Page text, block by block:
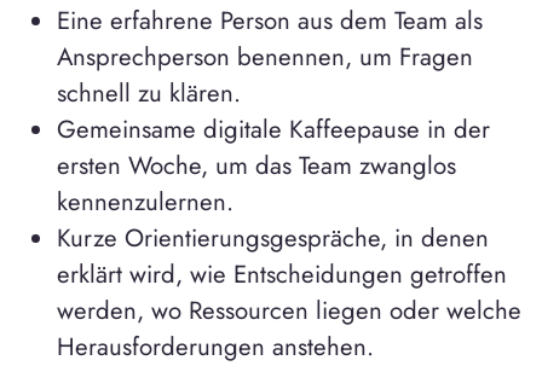
Eine erfahrene Person aus dem Team als
Ansprechperson benennen, um Fragen
schnell zu klären.
Gemeinsame digitale Kaffeepause in der
ersten Woche, um das Team zwanglos
kennenzulernen.
Kurze Orientierungsgespräche, in denen
erklärt wird, wie Entscheidungen getroffen
werden, wo Ressourcen liegen oder welche
Herausforderungen anstehen.